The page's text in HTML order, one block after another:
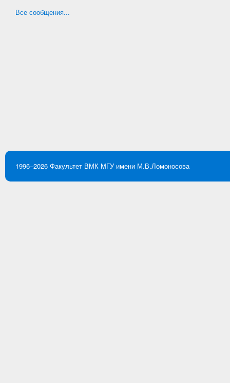
Все сообщения...
1996–2026 Факультет ВМК МГУ имени М.В.Ломоносова